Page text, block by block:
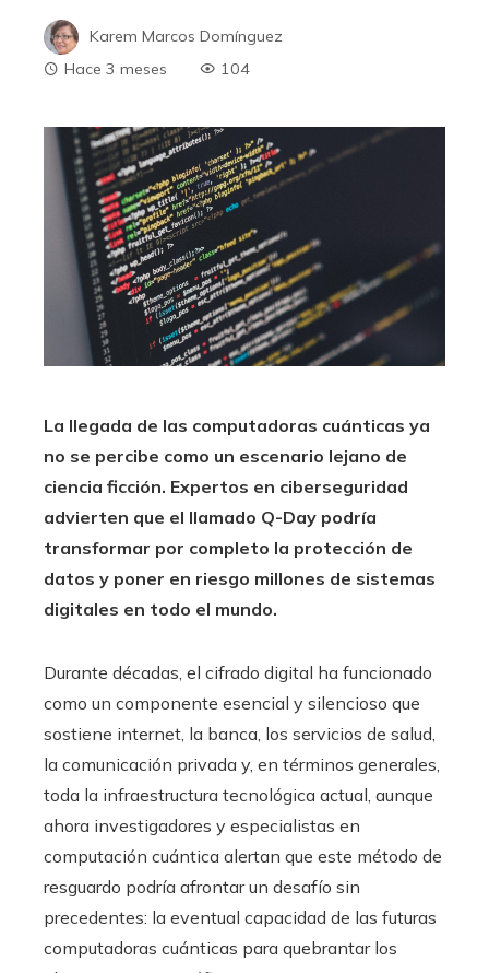
Karem Marcos Domínguez
Hace 3 meses
104
La llegada de las computadoras cuánticas ya
no se percibe como un escenario lejano de
ciencia ficción. Expertos en ciberseguridad
advierten que el llamado Q-Day podría
transformar por completo la protección de
datos y poner en riesgo millones de sistemas
digitales en todo el mundo.
Durante décadas, el cifrado digital ha funcionado
como un componente esencial y silencioso que
sostiene internet, la banca, los servicios de salud,
la comunicación privada y, en términos generales,
toda la infraestructura tecnológica actual, aunque
ahora investigadores y especialistas en
computación cuántica alertan que este método de
resguardo podría afrontar un desafío sin
precedentes: la eventual capacidad de las futuras
computadoras cuánticas para quebrantar los